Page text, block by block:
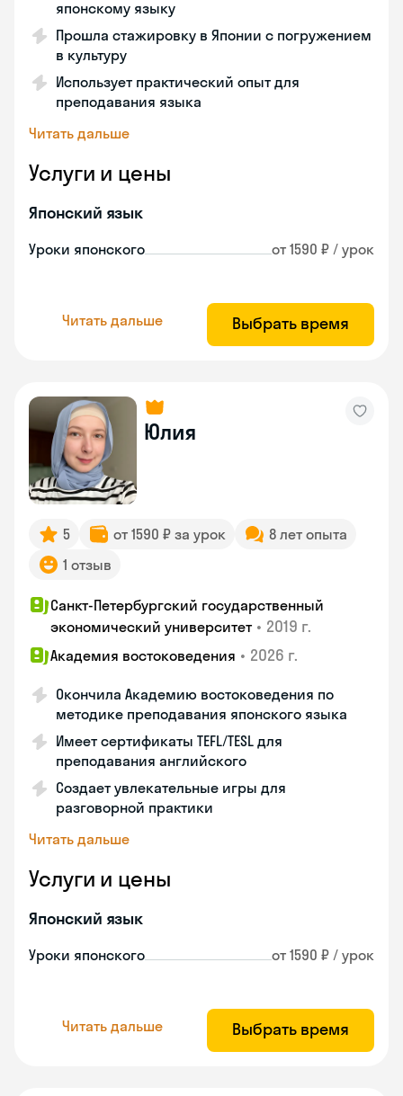
японскому языку
Прошла стажировку в Японии с погружением
в культуру
Использует практический опыт для
преподавания языка
Читать дальше
Услуги и цены
Японский язык
Уроки японского от 1590 ₽ / урок
Читать дальше Выбрать время
Юлия
5 от 1590 ₽ за урок
8 лет опыта
1 отзыв
Санкт-Петербургский государственный
экономический университет • 2019 г.
Академия востоковедения • 2026 г.
Окончила Академию востоковедения по
методике преподавания японского языка
Имеет сертификаты TEFL/TESL для
преподавания английского
Создает увлекательные игры для
разговорной практики
Читать дальше
Услуги и цены
Японский язык
Уроки японского от 1590 ₽ / урок
Читать дальше Выбрать время